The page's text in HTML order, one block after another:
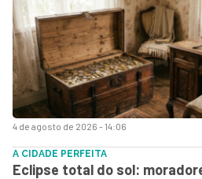
4 de agosto de 2026 - 14:06
A CIDADE PERFEITA
Eclipse total do sol: